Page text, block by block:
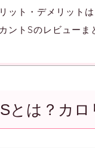
ット・デメリットは
ントSのレビューま
とは？カロ